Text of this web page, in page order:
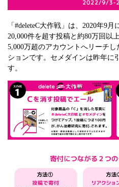
「#deleteC大作戦」は、2020年9
20,000件を超す投稿と約80万回以
5,000万超のアカウントへリーチ
ションです。セメダインは昨年に
す。